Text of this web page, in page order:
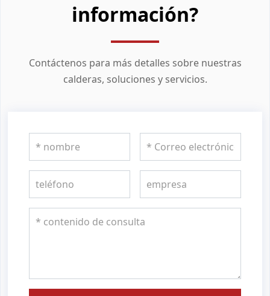
información?
Contáctenos para más detalles sobre nuestras
calderas, soluciones y servicios.